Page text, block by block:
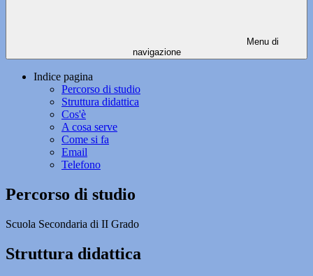
Menu di
navigazione
Indice pagina
Percorso di studio
Struttura didattica
Cos'è
A cosa serve
Come si fa
Email
Telefono
Percorso di studio
Scuola Secondaria di II Grado
Struttura didattica